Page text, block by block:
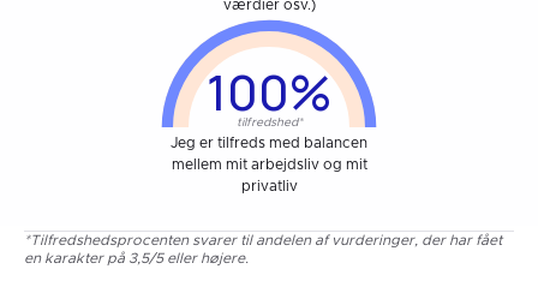
værdier osv.)
100%
tilfredshed*
Jeg er tilfreds med balancen
mellem mit arbejdsliv og mit
privatliv
*Tilfredshedsprocenten svarer til andelen af vurderinger, der har fået
en karakter på 3,5/5 eller højere.